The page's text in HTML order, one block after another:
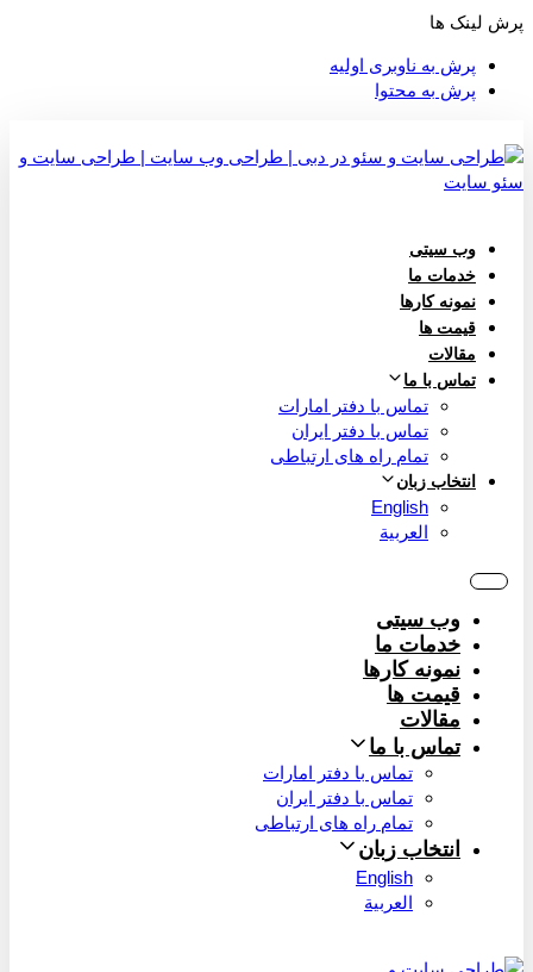
پرش لینک ها
پرش به ناوبری اولیه
پرش به محتوا
وب سیتی
خدمات ما
نمونه کارها
قیمت ها
مقالات
تماس با ما
تماس با دفتر امارات
تماس با دفتر ایران
تمام راه های ارتباطی
انتخاب زبان
English
العربية
وب سیتی
خدمات ما
نمونه کارها
قیمت ها
مقالات
تماس با ما
تماس با دفتر امارات
تماس با دفتر ایران
تمام راه های ارتباطی
انتخاب زبان
English
العربية